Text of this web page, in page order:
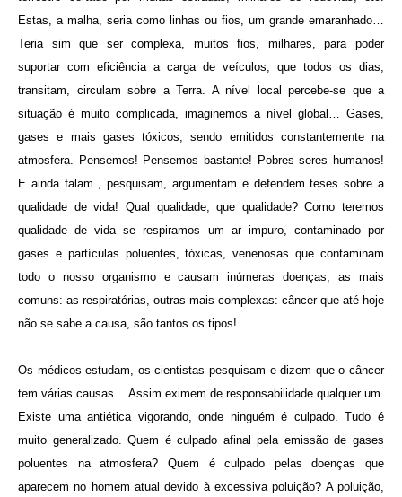
Estas, a malha, seria como linhas ou fios, um grande emaranhado…
Teria sim que ser complexa, muitos fios, milhares, para poder
suportar com eficiência a carga de veículos, que todos os dias,
transitam, circulam sobre a Terra. A nível local percebe-se que a
situação é muito complicada, imaginemos a nível global… Gases,
gases e mais gases tóxicos, sendo emitidos constantemente na
atmosfera. Pensemos! Pensemos bastante! Pobres seres humanos!
E ainda falam , pesquisam, argumentam e defendem teses sobre a
qualidade de vida! Qual qualidade, que qualidade? Como teremos
qualidade de vida se respiramos um ar impuro, contaminado por
gases e partículas poluentes, tóxicas, venenosas que contaminam
todo o nosso organismo e causam inúmeras doenças, as mais
comuns: as respiratórias, outras mais complexas: câncer que até hoje
não se sabe a causa, são tantos os tipos!
Os médicos estudam, os cientistas pesquisam e dizem que o câncer
tem várias causas… Assim eximem de responsabilidade qualquer um.
Existe uma antiética vigorando, onde ninguém é culpado. Tudo é
muito generalizado. Quem é culpado afinal pela emissão de gases
poluentes na atmosfera? Quem é culpado pelas doenças que
aparecem no homem atual devido à excessiva poluição? A poluição,